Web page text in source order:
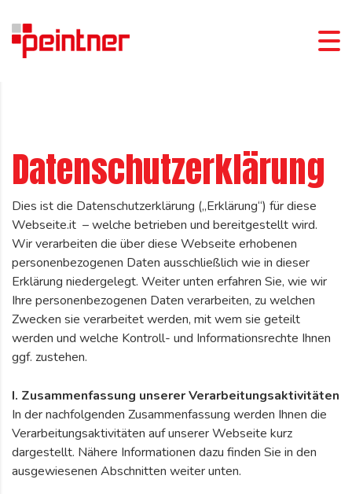
Datenschutzerklärung
Dies ist die Datenschutzerklärung („Erklärung“) für diese
Webseite.it – welche betrieben und bereitgestellt wird.
Wir verarbeiten die über diese Webseite erhobenen
personenbezogenen Daten ausschließlich wie in dieser
Erklärung niedergelegt. Weiter unten erfahren Sie, wie wir
Ihre personenbezogenen Daten verarbeiten, zu welchen
Zwecken sie verarbeitet werden, mit wem sie geteilt
werden und welche Kontroll- und Informationsrechte Ihnen
ggf. zustehen.
I. Zusammenfassung unserer Verarbeitungsaktivitäten
In der nachfolgenden Zusammenfassung werden Ihnen die
Verarbeitungsaktivitäten auf unserer Webseite kurz
dargestellt. Nähere Informationen dazu finden Sie in den
ausgewiesenen Abschnitten weiter unten.